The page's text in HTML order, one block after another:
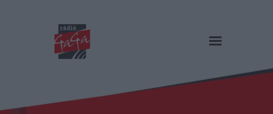
RÁDIÓ GAGA
Műsorok